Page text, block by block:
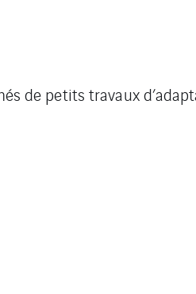
de petits travaux